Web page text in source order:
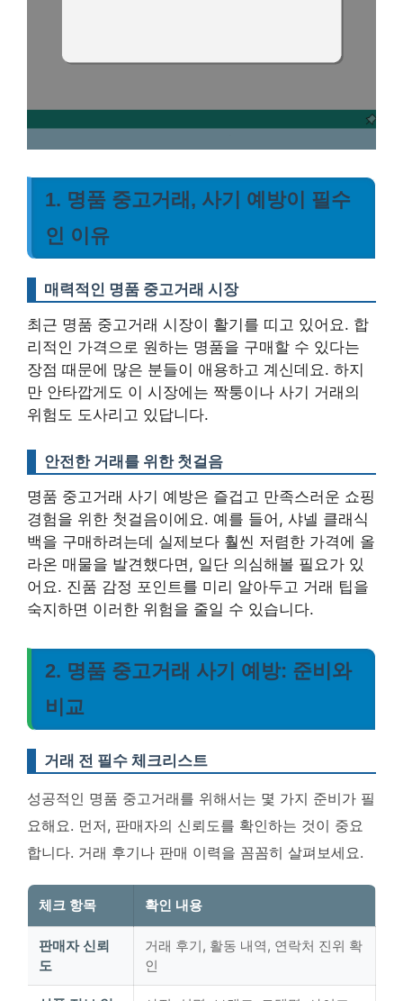
1. 명품 중고거래, 사기 예방이 필수
인 이유
매력적인 명품 중고거래 시장
최근 명품 중고거래 시장이 활기를 띠고 있어요. 합
리적인 가격으로 원하는 명품을 구매할 수 있다는
장점 때문에 많은 분들이 애용하고 계신데요. 하지
만 안타깝게도 이 시장에는 짝퉁이나 사기 거래의
위험도 도사리고 있답니다.
안전한 거래를 위한 첫걸음
명품 중고거래 사기 예방은 즐겁고 만족스러운 쇼핑
경험을 위한 첫걸음이에요. 예를 들어, 샤넬 클래식
백을 구매하려는데 실제보다 훨씬 저렴한 가격에 올
라온 매물을 발견했다면, 일단 의심해볼 필요가 있
어요. 진품 감정 포인트를 미리 알아두고 거래 팁을
숙지하면 이러한 위험을 줄일 수 있습니다.
2. 명품 중고거래 사기 예방: 준비와
비교
거래 전 필수 체크리스트
성공적인 명품 중고거래를 위해서는 몇 가지 준비가 필
요해요. 먼저, 판매자의 신뢰도를 확인하는 것이 중요
합니다. 거래 후기나 판매 이력을 꼼꼼히 살펴보세요.
체크 항목 확인 내용
판매자 신뢰
도
거래 후기, 활동 내역, 연락처 진위 확
인